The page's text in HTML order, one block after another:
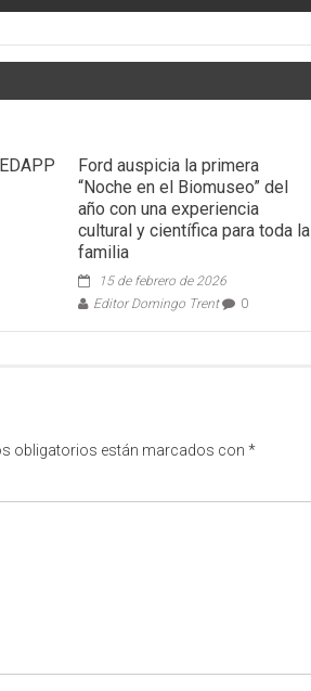
Ford auspicia la primera
“Noche en el Biomuseo” del
año con una experiencia
cultural y científica para toda la
familia
15 de febrero de 2026
Editor Domingo Trent
0
obligatorios están marcados con *